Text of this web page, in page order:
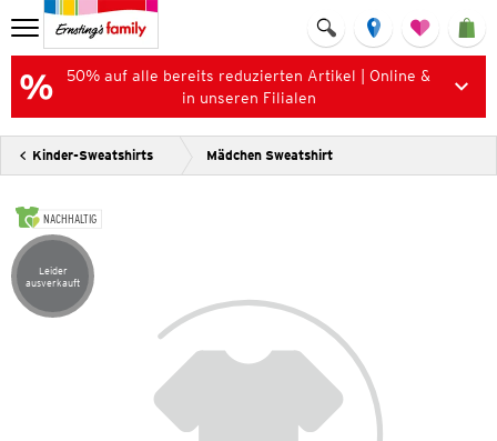
50% auf alle bereits reduzierten Artikel | Online &
in unseren Filialen
Kinder-Sweatshirts Mädchen Sweatshirt
NACHHALTIG
Artikel leider ausverkauft
Leider
ausverkauft